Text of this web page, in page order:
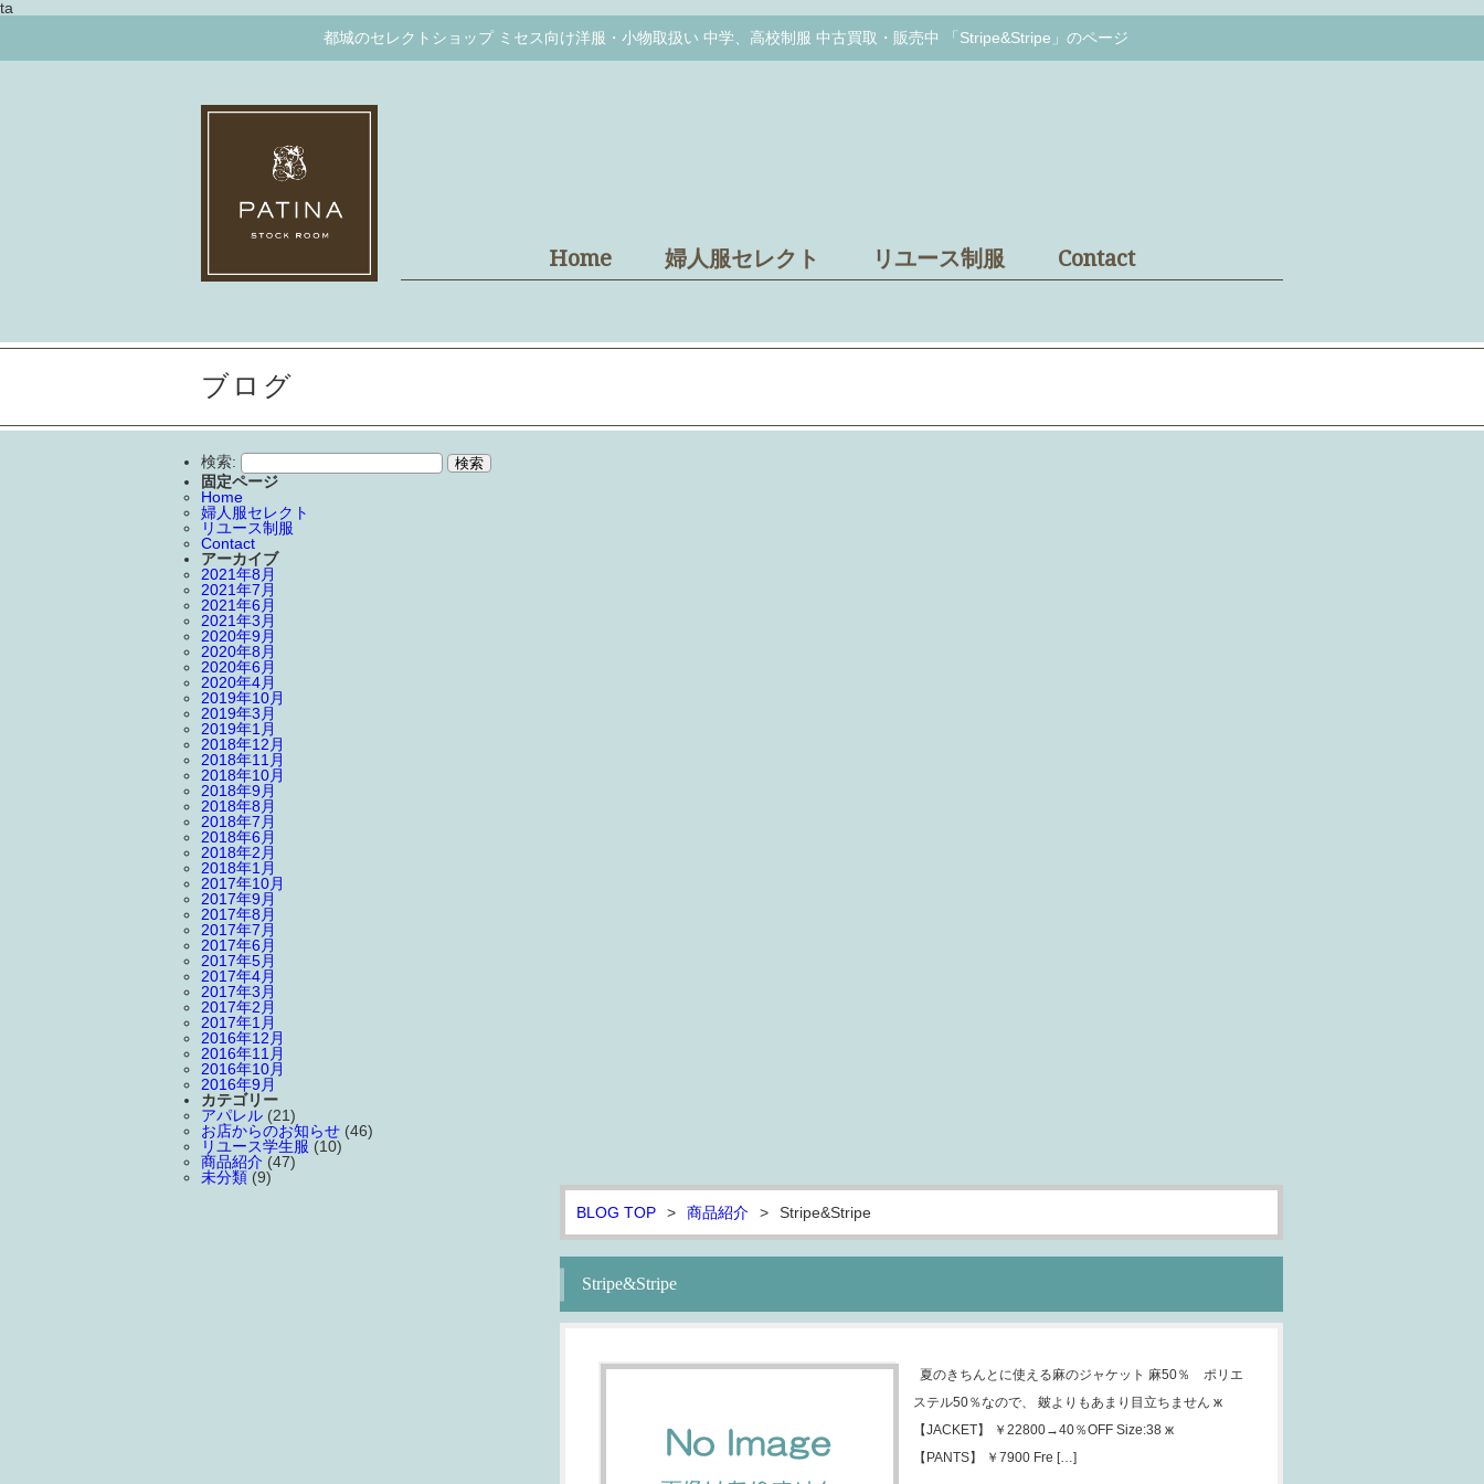
ta
都城のセレクトショップ ミセス向け洋服・小物取扱い 中学、高校制服 中古買取・販売中 「Stripe&Stripe」のページ
Home 婦人服セレクト リユース制服 Contact
ブログ
検索:
固定ページ
Home
婦人服セレクト
リユース制服
Contact
アーカイブ
2021年8月
2021年7月
2021年6月
2021年3月
2020年9月
2020年8月
2020年6月
2020年4月
2019年10月
2019年3月
2019年1月
2018年12月
2018年11月
2018年10月
2018年9月
2018年8月
2018年7月
2018年6月
2018年2月
2018年1月
2017年10月
2017年9月
2017年8月
2017年7月
2017年6月
2017年5月
2017年4月
2017年3月
2017年2月
2017年1月
2016年12月
2016年11月
2016年10月
2016年9月
カテゴリー
アパレル (21)
お店からのお知らせ (46)
リユース学生服 (10)
商品紹介 (47)
未分類 (9)
BLOG TOP
> 商品紹介 > Stripe&Stripe
Stripe&Stripe
夏のきちんとに使える麻のジャケット 麻50％ ポリエ
ステル50％なので、 皴よりもあまり目立ちません ж
【JACKET】 ￥22800→40％OFF Size:38 ж
【PANTS】 ￥7900 Fre […]